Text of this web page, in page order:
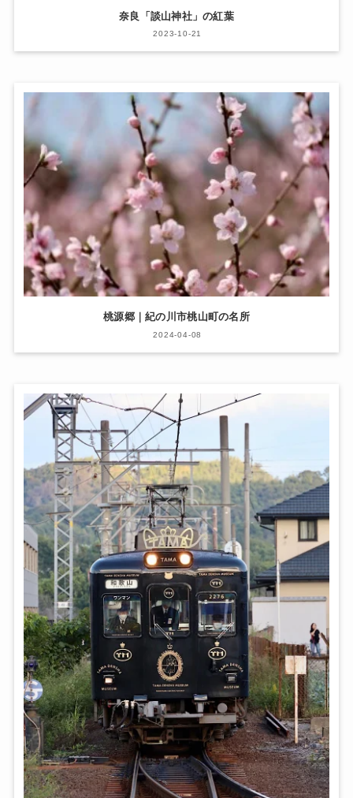
奈良「談山神社」の紅葉
2023-10-21
桃源郷｜紀の川市桃山町の名所
2024-04-08